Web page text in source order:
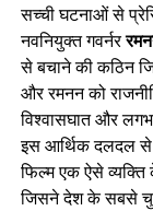
सच्ची घटनाओं से
नवनियुक्त गवर्नर
से बचाने की कठिन
और रमनन को
विश्वासघात और
इस आर्थिक दलदल से
फिल्म एक ऐसे
जिसने देश के सबसे